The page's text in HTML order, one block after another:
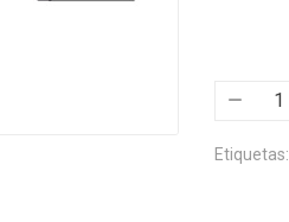
Etiquetas: